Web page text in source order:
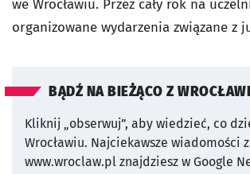
we Wrocławiu. Przez cały rok na
organizowane wydarzenia związane z
BĄDŹ NA BIEŻĄCO Z
Kliknij „obserwuj”, aby wiedzieć, co
Wrocławiu. Najciekawsze wiadomości z
www.wroclaw.pl znajdziesz w Google